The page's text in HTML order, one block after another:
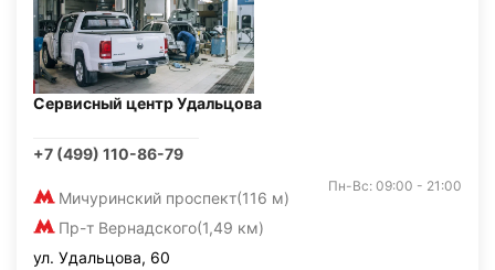
Сервисный центр Удальцова
+7 (499) 110-86-79
Мичуринский проспект(116 м)
Пр-т Вернадского(1,49 км)
Пн-Вс: 09:00 - 21:00
ул. Удальцова, 60